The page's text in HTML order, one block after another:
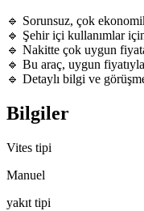
🔹 Sorunsuz, çok
🔹 Şehir içi kullanımlar
🔹 Nakitte çok uygun
🔹 Bu araç, uygun
🔹 Detaylı bilgi ve
Bilgiler
Vites tipi
Manuel
yakıt tipi